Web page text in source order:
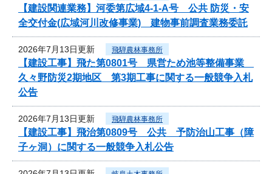
【建設関連業務】河委第広域4-1-A号 公共 防災・安
全交付金(広域河川改修事業) 建物事前調査業務委託
2026年7月13日更新 飛騨農林事務所
【建設工事】飛た第0801号 県営ため池等整備事業
久々野防災2期地区 第3期工事に関する一般競争入札
公告
2026年7月13日更新 飛騨農林事務所
【建設工事】飛治第0809号 公共 予防治山工事（障
子ヶ洞）に関する一般競争入札公告